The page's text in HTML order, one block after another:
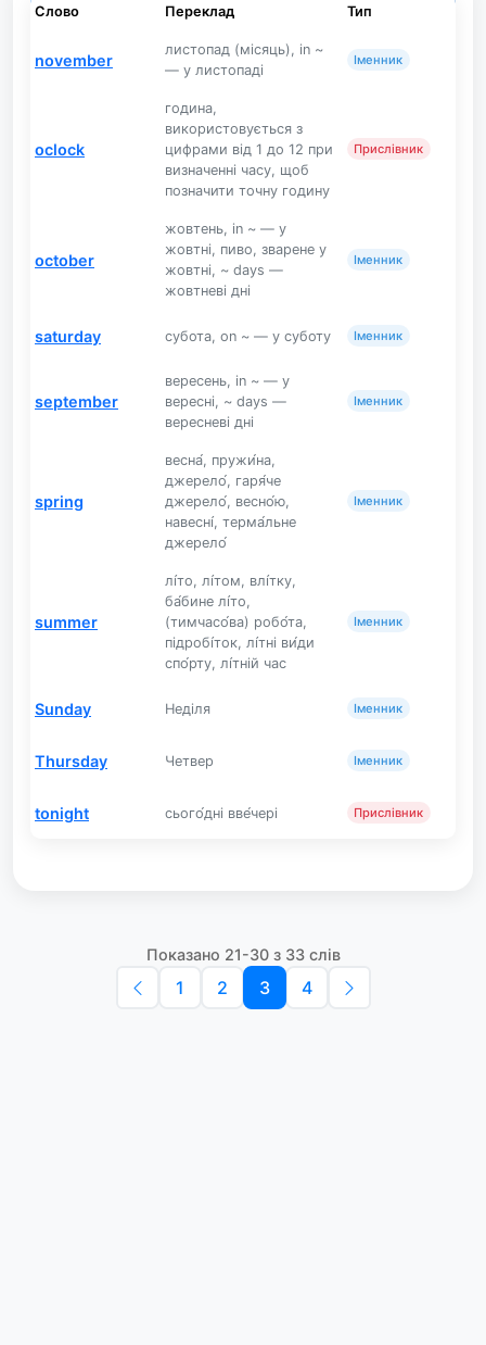
Слово Переклад Тип
november
листопад (місяць), in ~
— у листопаді
Іменник
oclock
година,
використовується з
цифрами від 1 до 12 при
визначенні часу, щоб
позначити точну годину
Прислівник
october
жовтень, in ~ — у
жовтні, пиво, зварене у
жовтні, ~ days —
жовтневі дні
Іменник
saturday субота, on ~ — у суботу Іменник
september
вересень, in ~ — у
вересні, ~ days —
вересневі дні
Іменник
spring
весна́, пружи́на,
джерело́, гаря́че
джерело́, весно́ю,
навесні́, терма́льне
джерело́
Іменник
summer
лі́то, лі́том, влі́тку,
ба́бине лі́то,
(тимчасо́ва) робо́та,
підробі́ток, лі́тні ви́ди
спо́рту, лі́тній час
Іменник
Sunday Неділя Іменник
Thursday Четвер Іменник
tonight сього́дні вве́чері Прислівник
Показано 21-30 з 33 слів
1 2 3 4